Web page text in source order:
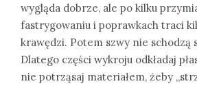
wygląda dobrze, ale po kilku
fastrygowaniu i poprawkach traci
krawędzi. Potem szwy nie schodzą
Dlatego części wykroju odkładaj
nie potrząsaj materiałem, żeby